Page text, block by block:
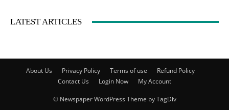
LATEST ARTICLES
About Us Privacy Policy Terms of use
Refund Policy
Contact Us
Login Now My Account
© Newspaper WordPress Theme by TagDiv